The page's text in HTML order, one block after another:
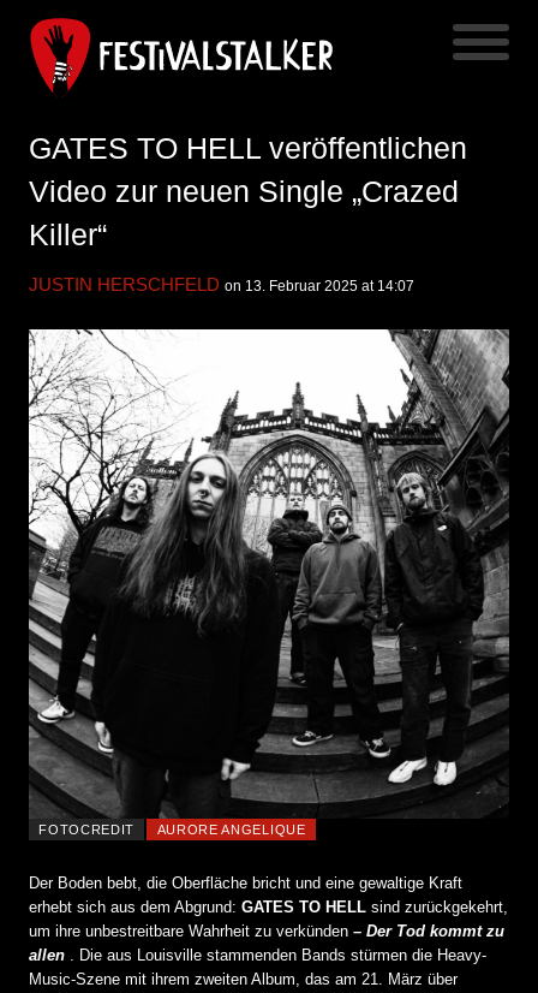
GATES TO HELL veröffentlichen
Video zur neuen Single „Crazed
Killer“
JUSTIN HERSCHFELD on 13. Februar 2025 at 14:07
FOTOCREDIT AURORE ANGELIQUE
Der Boden bebt, die Oberfläche bricht und eine gewaltige Kraft
erhebt sich aus dem Abgrund: GATES TO HELL sind zurückgekehrt,
um ihre unbestreitbare Wahrheit zu verkünden – Der Tod kommt zu
allen . Die aus Louisville stammenden Bands stürmen die Heavy-
Music-Szene mit ihrem zweiten Album, das am 21. März über